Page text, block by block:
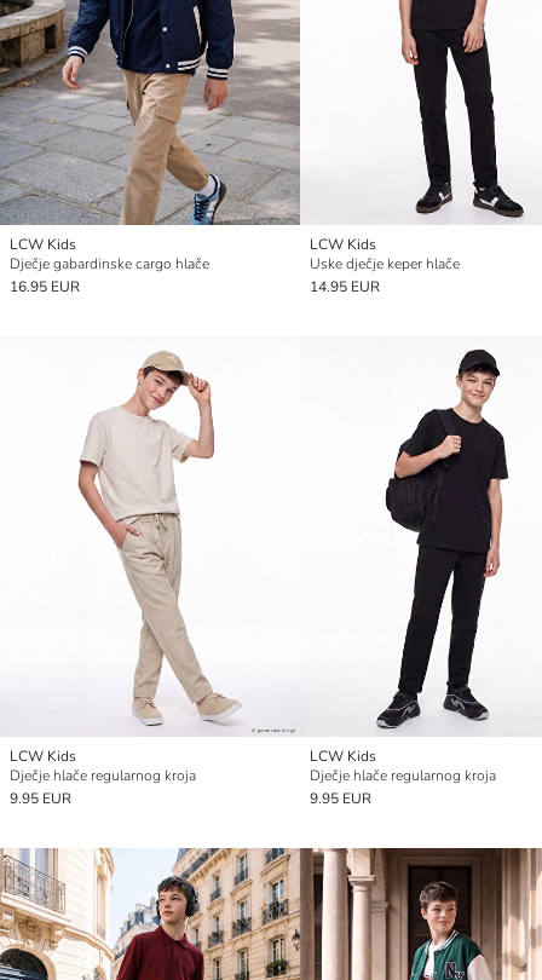
LCW Kids
Dječje gabardinske cargo hlače
16.95 EUR
LCW Kids
Uske dječje keper hlače
14.95 EUR
LCW Kids
Dječje hlače regularnog kroja
9.95 EUR
LCW Kids
Dječje hlače regularnog kroja
9.95 EUR